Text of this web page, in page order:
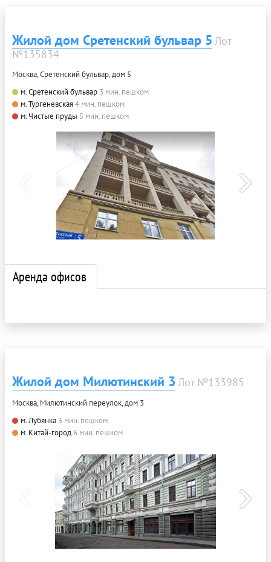
Жилой дом Сретенский бульвар 5 Лот
№135834
Москва, Сретенский бульвар, дом 5
м. Сретенский бульвар 3 мин. пешком
м. Тургеневская4 мин. пешком
м. Чистые пруды 5 мин. пешком
Аренда офисов
Жилой дом Милютинский 3 Лот №133985
Москва, Милютинский переулок, дом 3
м. Лубянка 3 мин. пешком
м. Китай-город 6 мин. пешком